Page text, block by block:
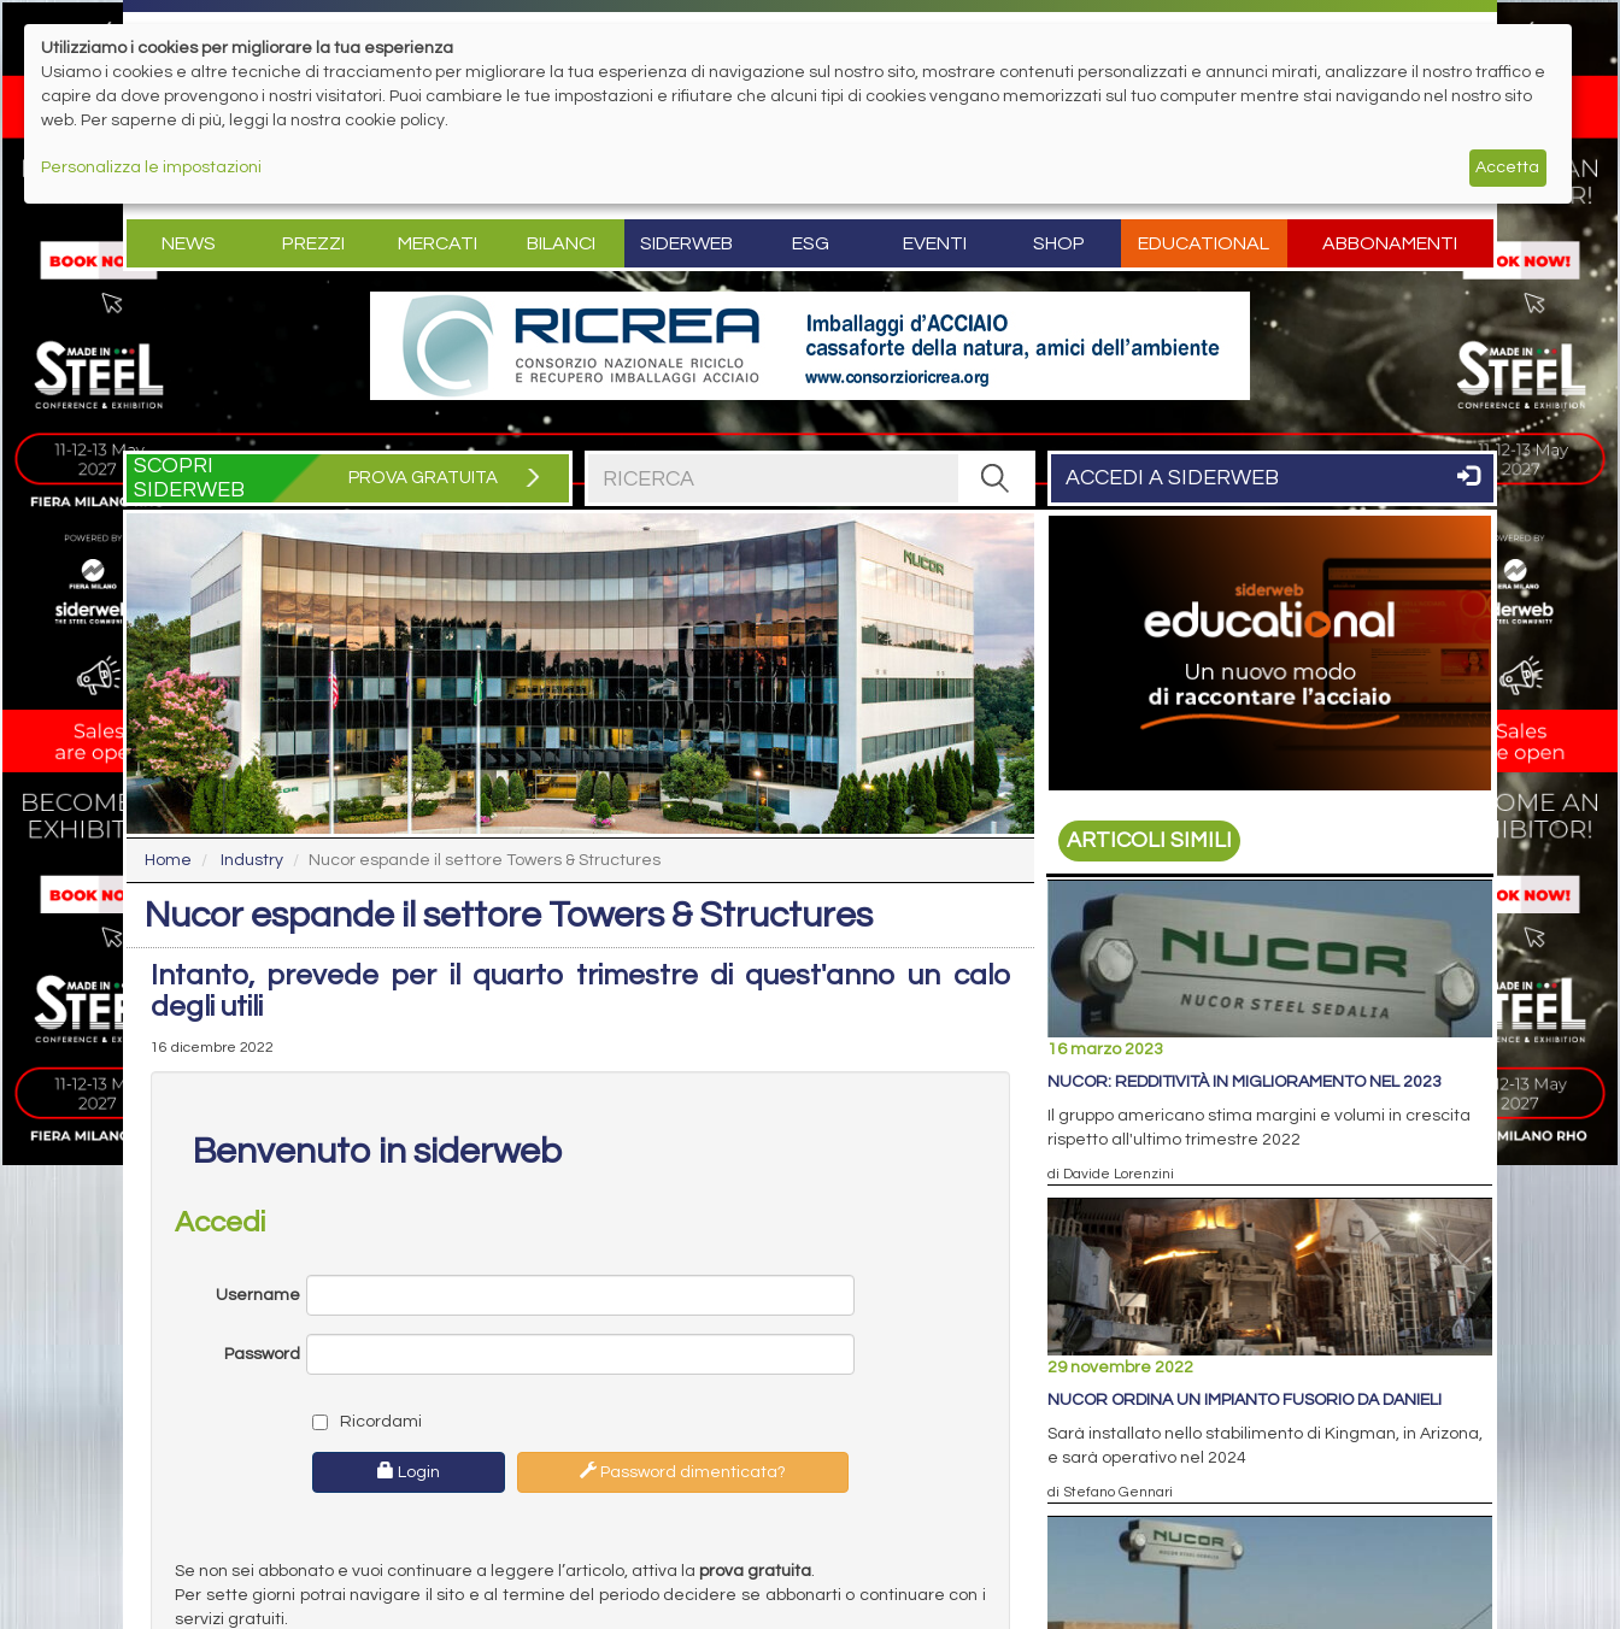
NEWS PREZZI MERCATI BILANCI SIDERWEB ESG EVENTI SHOP EDUCATIONAL ABBONAMENTI
SCOPRI
SIDERWEB
PROVA GRATUITA ACCEDI A SIDERWEB
Home Industry Nucor espande il settore Towers & Structures
Nucor espande il settore Towers & Structures
Intanto, prevede per il quarto trimestre di quest'anno un calo
degli utili
16 dicembre 2022
Benvenuto in siderweb
Accedi
Username
Password
Ricordami
Login Password dimenticata?
Se non sei abbonato e vuoi continuare a leggere l’articolo, attiva la prova gratuita.
Per sette giorni potrai navigare il sito e al termine del periodo decidere se abbonarti o continuare con i
servizi gratuiti.
ARTICOLI SIMILI
16 marzo 2023
NUCOR: REDDITIVITÀ IN MIGLIORAMENTO NEL 2023
Il gruppo americano stima margini e volumi in crescita
rispetto all'ultimo trimestre 2022
di Davide Lorenzini
29 novembre 2022
NUCOR ORDINA UN IMPIANTO FUSORIO DA DANIELI
Sarà installato nello stabilimento di Kingman, in Arizona,
e sarà operativo nel 2024
di Stefano Gennari
Utilizziamo i cookies per migliorare la tua esperienza
Usiamo i cookies e altre tecniche di tracciamento per migliorare la tua esperienza di navigazione sul nostro sito, mostrare contenuti personalizzati e annunci mirati, analizzare il nostro traffico e
capire da dove provengono i nostri visitatori. Puoi cambiare le tue impostazioni e rifiutare che alcuni tipi di cookies vengano memorizzati sul tuo computer mentre stai navigando nel nostro sito
web. Per saperne di più, leggi la nostra cookie policy.
Personalizza le impostazioni Accetta